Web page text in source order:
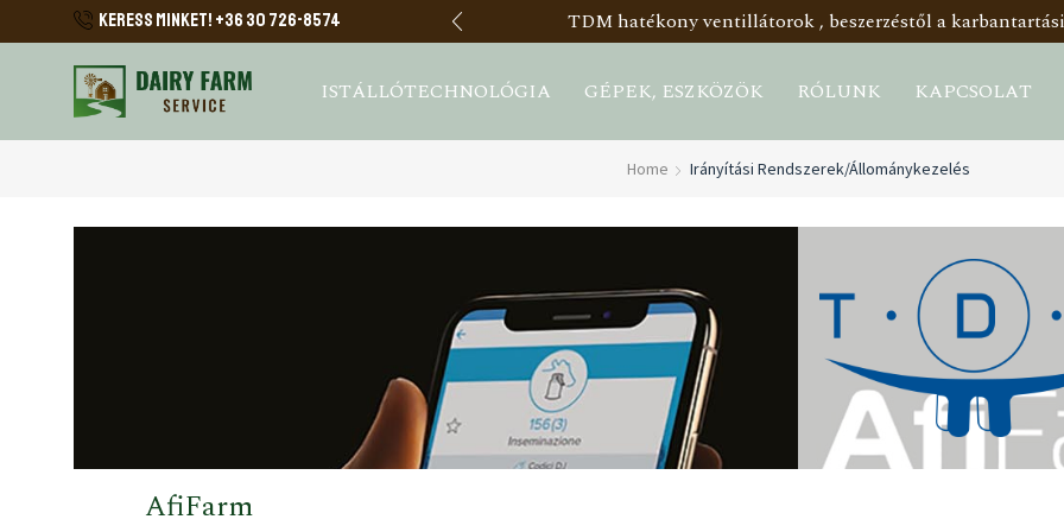
KERESS MINKET! +36 30 726-8574
technikai megoldásai. Tovább TDM hatékony ventillátorok , beszerzéstől a
ISTÁLLÓTECHNOLÓGIA GÉPEK, ESZKÖZÖK RÓLUNK KAPCSOLAT
Home Irányítási Rendszerek/állománykezelés
AfiFarm